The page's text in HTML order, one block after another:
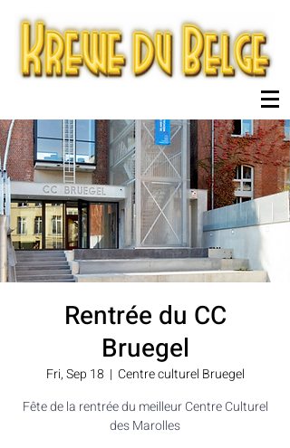
Rentrée du CC
Bruegel
Fri, Sep 18
  |
Centre culturel Bruegel
Fête de la rentrée du meilleur Centre Culturel
des Marolles